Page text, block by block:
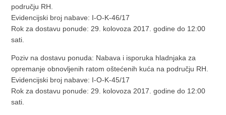
području RH.
Evidencijski broj nabave: I-O-K-46/17
Rok za dostavu ponude: 29. kolovoza 2017. godine do 12:00
sati.
Poziv na dostavu ponuda: Nabava i isporuka hladnjaka za
opremanje obnovljenih ratom oštećenih kuća na području RH.
Evidencijski broj nabave: I-O-K-45/17
Rok za dostavu ponude: 29. kolovoza 2017. godine do 12:00
sati.